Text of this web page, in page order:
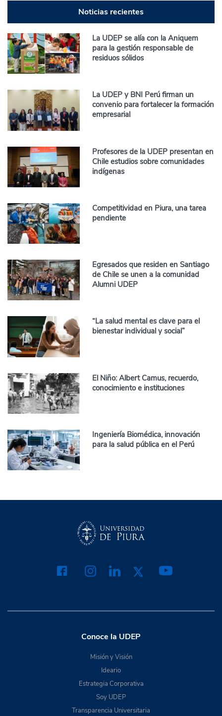
Noticias recientes
La UDEP se alía con la Aniquem
para la gestión responsable de
residuos sólidos
La UDEP y BNI Perú firman un
convenio para fortalecer la formación
empresarial
Profesores de la UDEP presentan en
Chile estudios sobre comunidades
indígenas
Competitividad en Piura, una tarea
pendiente
Egresados que residen en Santiago
de Chile se unen a la comunidad
Alumni UDEP
“La salud mental es clave para el
bienestar individual y social”
El Niño: Albert Camus, recuerdo,
conocimiento e instituciones
Ingeniería Biomédica, innovación
para la salud pública en el Perú
Conoce la UDEP
Misión y Visión
Ideario
Estrategia Corporativa
Soy UDEP
Transparencia Universitaria